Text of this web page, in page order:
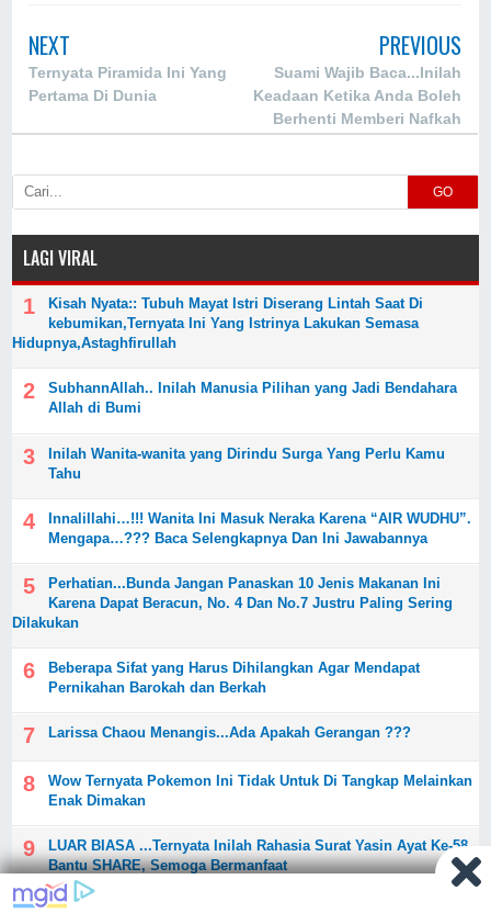
NEXT
Ternyata Piramida Ini Yang
Pertama Di Dunia
PREVIOUS
Suami Wajib Baca...Inilah
Keadaan Ketika Anda Boleh
Berhenti Memberi Nafkah
GO
LAGI VIRAL
Kisah Nyata:: Tubuh Mayat Istri Diserang Lintah Saat Di
kebumikan,Ternyata Ini Yang Istrinya Lakukan Semasa
Hidupnya,Astaghfirullah
SubhannAllah.. Inilah Manusia Pilihan yang Jadi Bendahara
Allah di Bumi
Inilah Wanita-wanita yang Dirindu Surga Yang Perlu Kamu
Tahu
Innalillahi…!!! Wanita Ini Masuk Neraka Karena “AIR WUDHU”.
Mengapa…??? Baca Selengkapnya Dan Ini Jawabannya
Perhatian...Bunda Jangan Panaskan 10 Jenis Makanan Ini
Karena Dapat Beracun, No. 4 Dan No.7 Justru Paling Sering
Dilakukan
Beberapa Sifat yang Harus Dihilangkan Agar Mendapat
Pernikahan Barokah dan Berkah
Larissa Chaou Menangis...Ada Apakah Gerangan ???
Wow Ternyata Pokemon Ini Tidak Untuk Di Tangkap Melainkan
Enak Dimakan
LUAR BIASA ...Ternyata Inilah Rahasia Surat Yasin Ayat Ke-58.
Bantu SHARE, Semoga Bermanfaat